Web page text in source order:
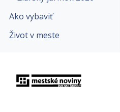
Ako vybaviť
Život v meste